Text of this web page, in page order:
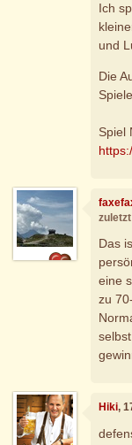
Ich
und
Die
Spiel
Das
eine
zu
Hiki,